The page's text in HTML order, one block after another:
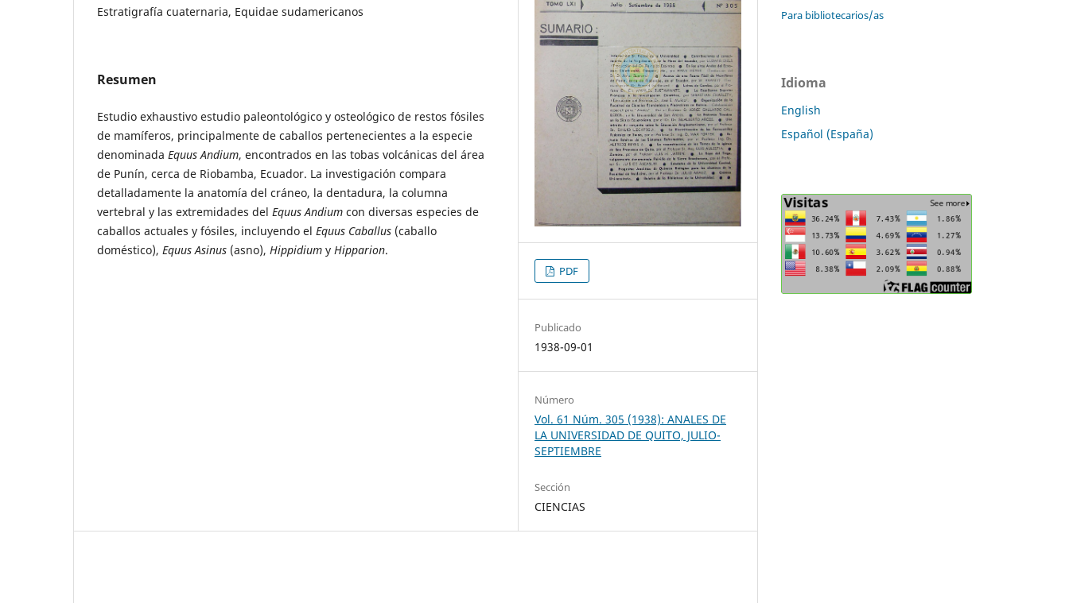
Estratigrafía cuaternaria, Equidae sudamericanos
Resumen
Estudio exhaustivo estudio paleontológico y osteológico de restos fósiles
de mamíferos, principalmente de caballos pertenecientes a la especie
denominada Equus Andium, encontrados en las tobas volcánicas del área
de Punín, cerca de Riobamba, Ecuador. La investigación compara
detalladamente la anatomía del cráneo, la dentadura, la columna
vertebral y las extremidades del Equus Andium con diversas especies de
caballos actuales y fósiles, incluyendo el Equus Caballus (caballo
doméstico), Equus Asinus (asno), Hippidium y Hipparion.
PDF
Publicado
1938-09-01
Número
Vol. 61 Núm. 305 (1938): ANALES DE
LA UNIVERSIDAD DE QUITO, JULIO-
SEPTIEMBRE
Sección
CIENCIAS
Para bibliotecarios/as
Idioma
English
Español (España)